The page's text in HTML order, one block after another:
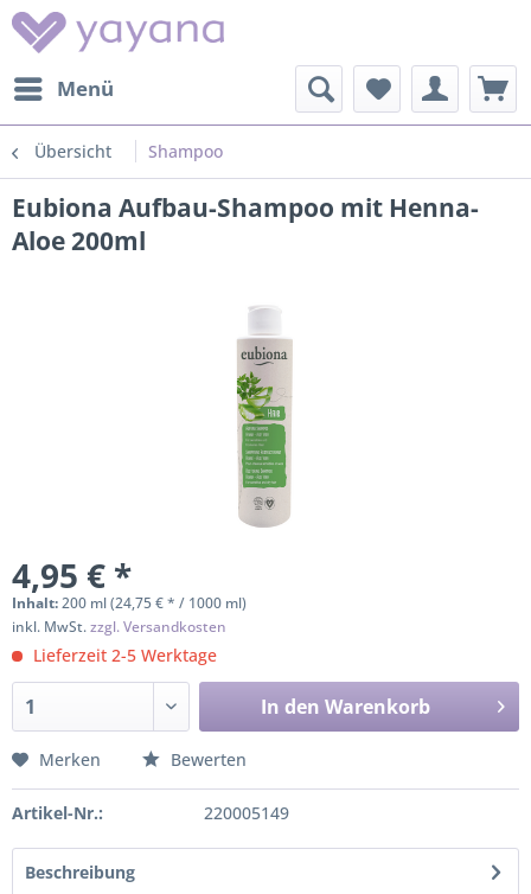
Menü
Übersicht Shampoo
Eubiona Aufbau-Shampoo mit Henna-
Aloe 200ml
4,95 € *
Inhalt:200 ml (24,75 € * / 1000 ml)
inkl. MwSt.zzgl. Versandkosten
Lieferzeit 2-5 Werktage
In den Warenkorb
Merken Bewerten
Artikel-Nr.: 220005149
Beschreibung